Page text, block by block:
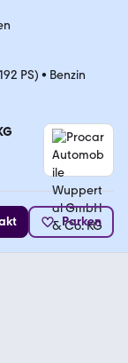
PS) • Benzin
Parken